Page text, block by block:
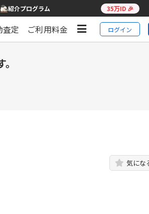
紹介プログラム 35万ID 🎉
査定 ご利用料金 ログイン
気にな